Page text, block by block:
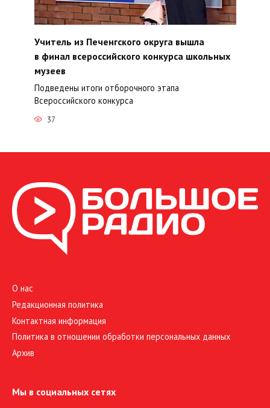
Учитель из Печенгского округа вышла
в финал всероссийского конкурса школьных
музеев
Подведены итоги отборочного этапа
Всероссийского конкурса
37
О нас
Редакционная политика
Контактная информация
Политика в отношении обработки персональных данных
Архив
Мы в социальных сетях